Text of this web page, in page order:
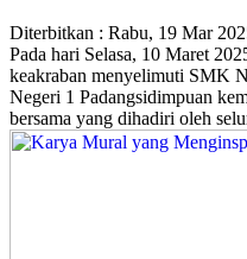
Diterbitkan : Rabu, 19 Mar
Pada hari Selasa, 10 Maret
keakraban menyelimuti SMK
Negeri 1 Padangsidimpuan
bersama yang dihadiri oleh